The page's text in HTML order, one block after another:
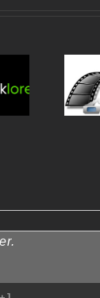
BookLore